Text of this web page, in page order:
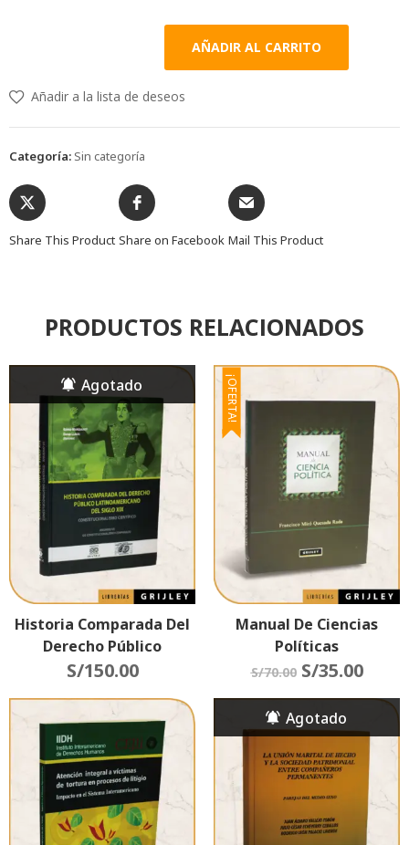
AÑADIR AL CARRITO
Añadir a la lista de deseos
Categoría: Sin categoría
Share This Product Share on Facebook Mail This Product
PRODUCTOS RELACIONADOS
Historia Comparada Del
Derecho Público
Latinoamericano Del
(Constitucionalismo
Científico)
S/150.00
¡OFERTA!
Manual De Ciencias
Políticas
S/70.00 S/35.00